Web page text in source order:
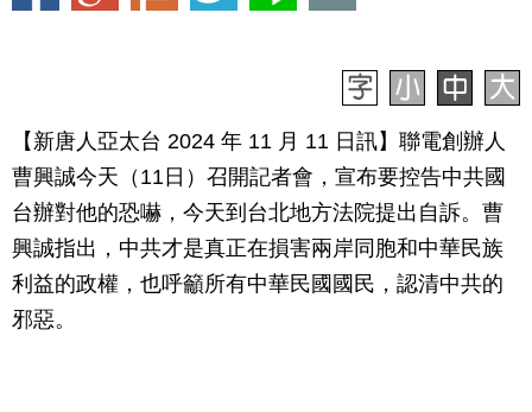
【新唐人亞太台 2024 年 11 月 11 日訊】聯電創辦人
曹興誠今天（11日）召開記者會，宣布要控告中共國
台辦對他的恐嚇，今天到台北地方法院提出自訴。曹
興誠指出，中共才是真正在損害兩岸同胞和中華民族
利益的政權，也呼籲所有中華民國國民，認清中共的
邪惡。